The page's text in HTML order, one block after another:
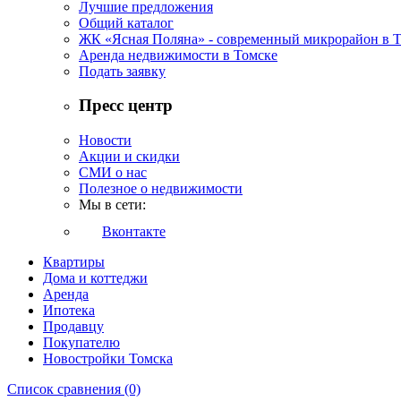
Лучшие предложения
Общий каталог
ЖК «Ясная Поляна» - современный микрорайон в
Аренда недвижимости в Томске
Подать заявку
Пресс центр
Новости
Акции и скидки
СМИ о нас
Полезное о недвижимости
Мы в сети:
Вконтакте
Квартиры
Дома и коттеджи
Аренда
Ипотека
Продавцу
Покупателю
Новостройки Томска
Список сравнения (0)